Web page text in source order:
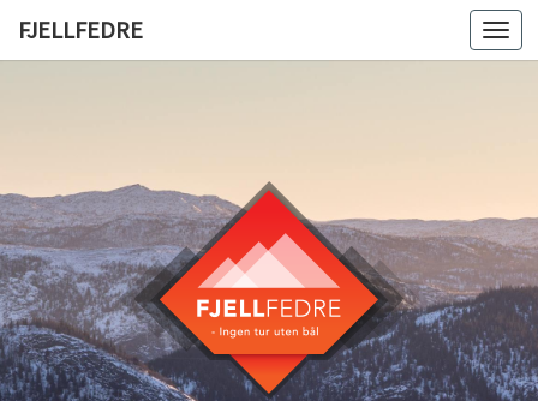
FJELLFEDRE